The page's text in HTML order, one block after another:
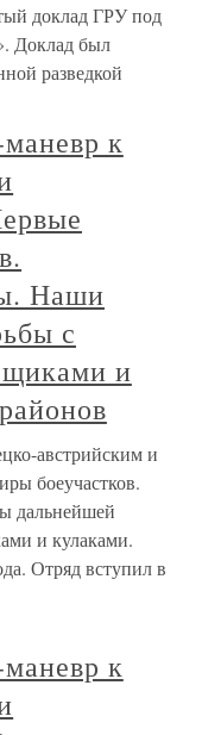
доклад ГРУ под
Доклад был
разведкой
к
Наши
с
и
австрийским и
боеучастков.
дальнейшей
и кулаками.
Отряд вступил в
к